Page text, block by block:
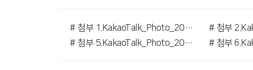
# 첨부 1.KakaoTalk_Photo_2026-03-21-17-13-47 001.jpeg
# 첨부 5.KakaoTalk_Photo_2026-03-21-17-13-48 005.jpeg